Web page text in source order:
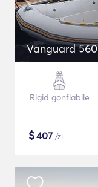
Vanguard 560
Rigid gonflabile
$407 /zi